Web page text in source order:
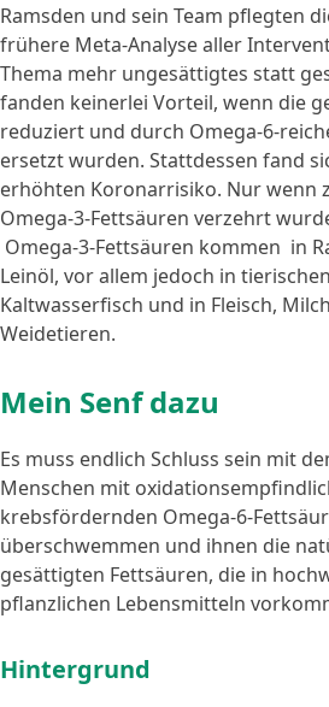
Ramsden und sein Team pflegten
frühere Meta-Analyse aller
Thema mehr ungesättigtes statt
fanden keinerlei Vorteil, wenn die
reduziert und durch Omega-6-
ersetzt wurden. Stattdessen fand
erhöhten Koronarrisiko. Nur wenn
Omega-3-Fettsäuren verzehrt
Omega-3-Fettsäuren kommen in
Leinöl, vor allem jedoch in
Kaltwasserfisch und in Fleisch,
Weidetieren.
Mein Senf dazu
Es muss endlich Schluss sein mit
Menschen mit
krebsfördernden Omega-6-
überschwemmen und ihnen die
gesättigten Fettsäuren, die in
pflanzlichen Lebensmitteln
Hintergrund